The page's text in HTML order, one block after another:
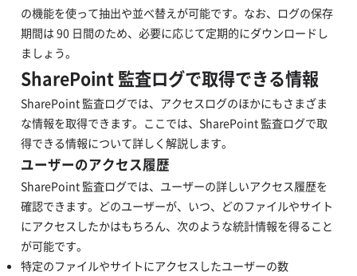
の機能を使って抽出や並べ替えが可能です。なお、ログの保存
期間は 90 日間のため、必要に応じて定期的にダウンロードし
ましょう。
SharePoint 監査ログで取得できる情報
SharePoint 監査ログでは、アクセスログのほかにもさまざま
な情報を取得できます。ここでは、SharePoint 監査ログで取
得できる情報について詳しく解説します。
ユーザーのアクセス履歴
SharePoint 監査ログでは、ユーザーの詳しいアクセス履歴を
確認できます。どのユーザーが、いつ、どのファイルやサイト
にアクセスしたかはもちろん、次のような統計情報を得ること
が可能です。
特定のファイルやサイトにアクセスしたユーザーの数